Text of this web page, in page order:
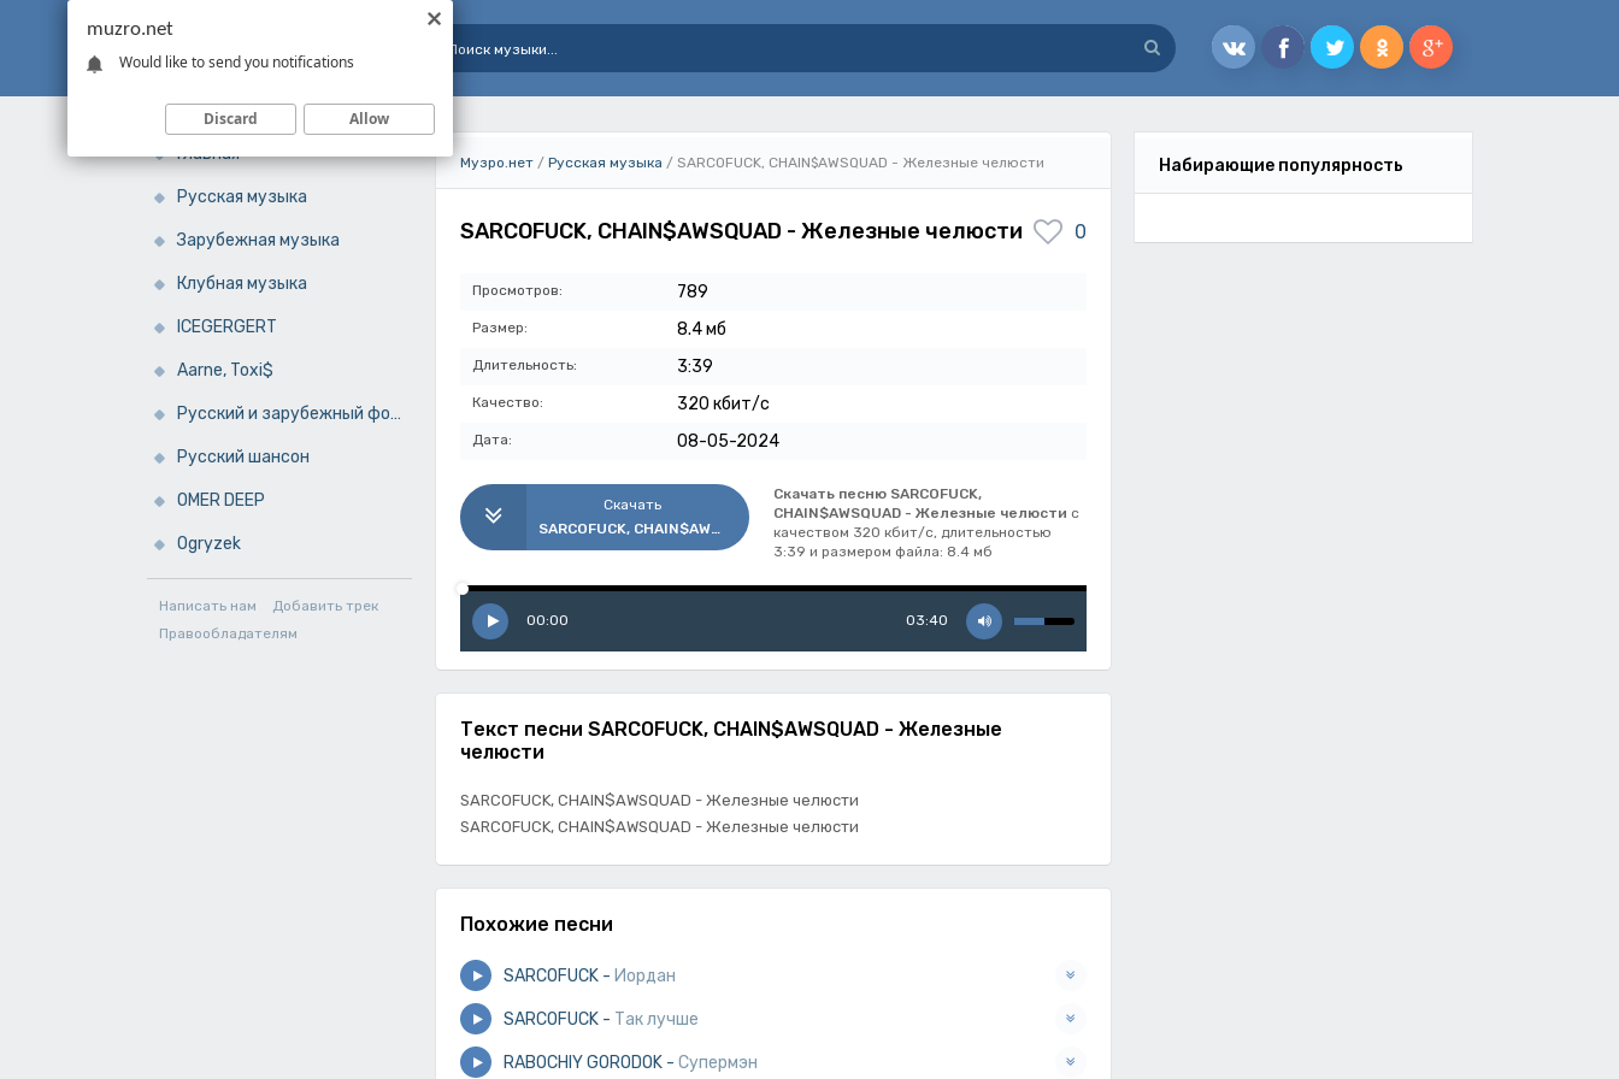
Главная
Русская музыка
Зарубежная музыка
Клубная музыка
ICEGERGERT
Aarne, Toxi$
Русский и зарубежный фонк
Русский шансон
OMER DEEP
Ogryzek
Написать нам
Добавить трек
Правообладателям
Музро.нет / Русская музыка / SARCOFUCK, CHAIN$AWSQUAD - Железные челюсти
SARCOFUCK, CHAIN$AWSQUAD - Железные челюсти 0
Просмотров: 789
Размер: 8.4 мб
Длительность: 3:39
Качество: 320 кбит/с
Дата: 08-05-2024
Скачать
SARCOFUCK, CHAIN$AWSQUAD - Железные челюсти
Скачать песню SARCOFUCK,
CHAIN$AWSQUAD - Железные челюсти с
качеством 320 кбит/с, длительностью
3:39 и размером файла: 8.4 мб
00:00 03:40
Текст песни SARCOFUCK, CHAIN$AWSQUAD - Железные
челюсти
SARCOFUCK, CHAIN$AWSQUAD - Железные челюсти
SARCOFUCK, CHAIN$AWSQUAD - Железные челюсти
Похожие песни
SARCOFUCK - Иордан
SARCOFUCK - Так лучше
RABOCHIY GORODOK - Супермэн
Набирающие популярность
muzro.net
Would like to send you notifications
Discard Allow